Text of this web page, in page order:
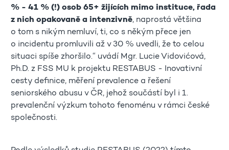
% - 41 % (!) osob 65+ žijících mimo instituce, řada
z nich opakovaně a intenzivně, naprostá většina
o tom s nikým nemluví, ti, co s někým přece jen
o incidentu promluvili až v 30 % uvedli, že to celou
situaci spíše zhoršilo.“ uvádí Mgr. Lucie Vidovićová,
Ph.D. z FSS MU k projektu RESTABUS - Inovativní
cesty definice, měření prevalence a řešení
seniorského abusu v ČR, jehož součástí byl i 1.
prevalenční výzkum tohoto fenoménu v rámci české
společnosti.